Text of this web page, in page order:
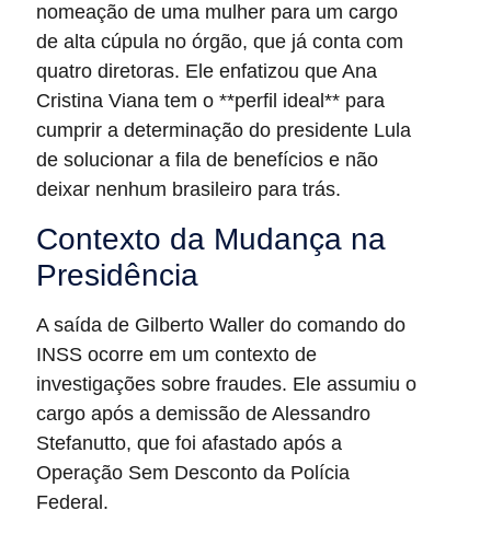
nomeação de uma mulher para um cargo
de alta cúpula no órgão, que já conta com
quatro diretoras. Ele enfatizou que Ana
Cristina Viana tem o **perfil ideal** para
cumprir a determinação do presidente Lula
de solucionar a fila de benefícios e não
deixar nenhum brasileiro para trás.
Contexto da Mudança na
Presidência
A saída de Gilberto Waller do comando do
INSS ocorre em um contexto de
investigações sobre fraudes. Ele assumiu o
cargo após a demissão de Alessandro
Stefanutto, que foi afastado após a
Operação Sem Desconto da Polícia
Federal.